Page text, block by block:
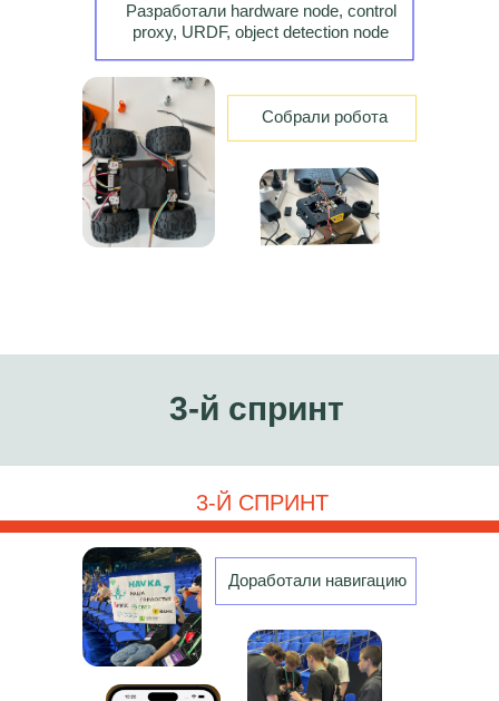
Собрали робота
Разработали hardware node, control
proxy, URDF, object detection node
3-й спринт
Доработали навигацию
3-Й СПРИНТ